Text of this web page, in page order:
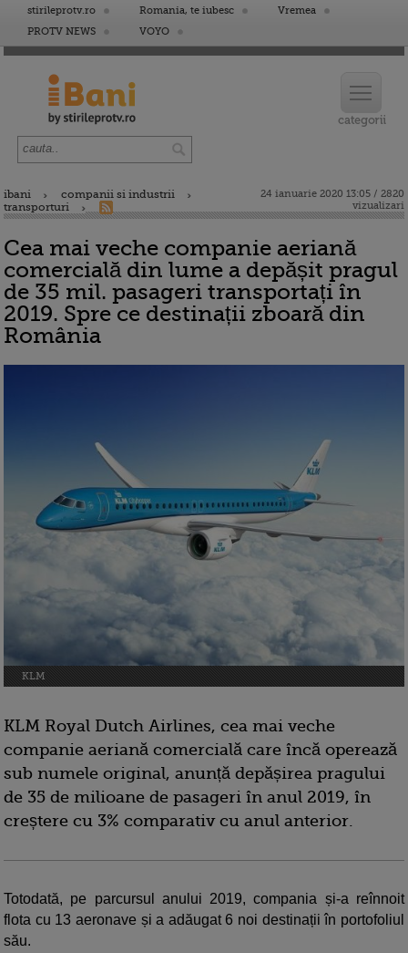
stirileprotv.ro Romania, te iubesc
Vremea
PROTV NEWS
VOYO
ibani
companii si industrii
transporturi
24 ianuarie 2020 13:05 / 2820
vizualizari
Cea mai veche companie aeriană
comercială din lume a depășit pragul
de 35 mil. pasageri transportați în
2019. Spre ce destinații zboară din
România
KLM
KLM Royal Dutch Airlines, cea mai veche
companie aeriană comercială care încă operează
sub numele original, anunță depășirea pragului
de 35 de milioane de pasageri în anul 2019, în
creștere cu 3% comparativ cu anul anterior.
Totodată, pe parcursul anului 2019, compania și-a reînnoit
flota cu 13 aeronave și a adăugat 6 noi destinații în portofoliul
său.